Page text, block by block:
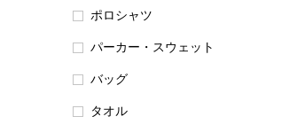
ポロシャツ
パーカー・スウェット
バッグ
タオル